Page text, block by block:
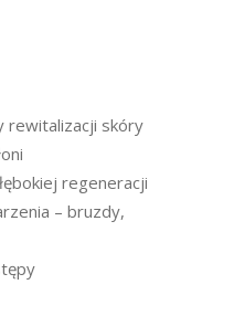
rewitalizacji skóry
regeneracji
– bruzdy,